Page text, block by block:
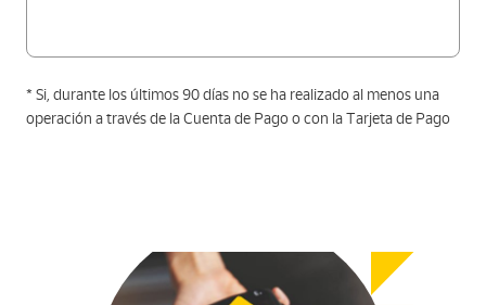
* Si, durante los últimos 90 días no se ha realizado al menos una
operación a través de la Cuenta de Pago o con la Tarjeta de Pago